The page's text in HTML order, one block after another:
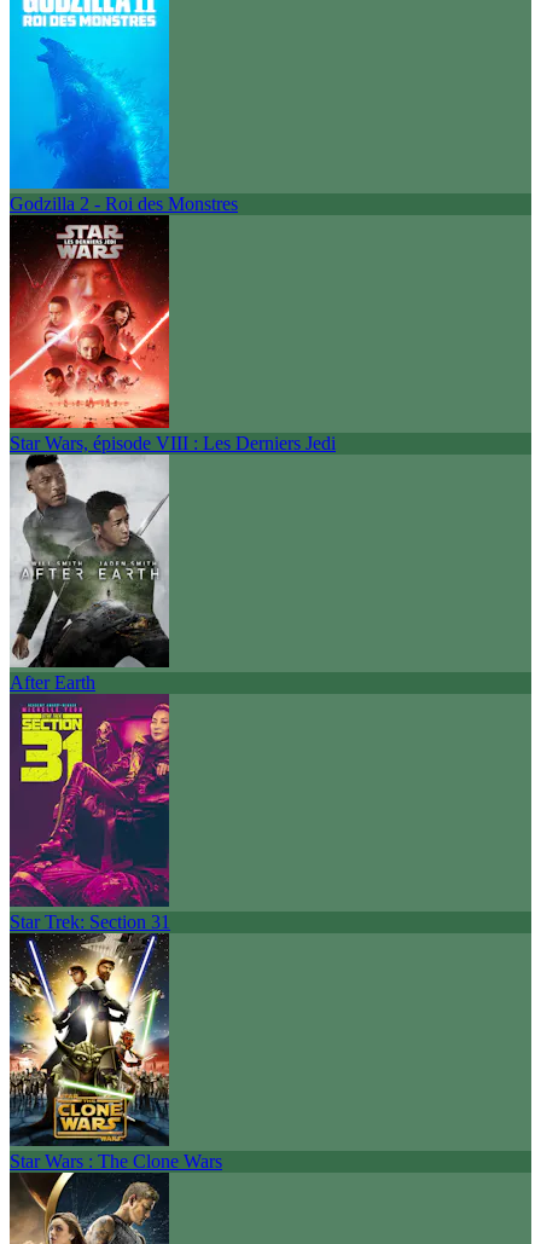
Godzilla 2 - Roi des Monstres
Star Wars, épisode VIII : Les Derniers Jedi
After Earth
Star Trek: Section 31
Star Wars : The Clone Wars